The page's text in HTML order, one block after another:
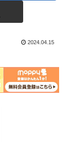
2024.04.15